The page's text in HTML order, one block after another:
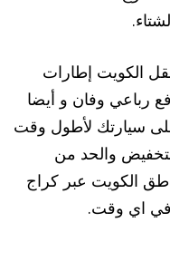
الكويت إطارات
رباعي وفان و أيضا
سيارتك لأطول وقت
والحد من
الكويت عبر كراج
في اي وقت.